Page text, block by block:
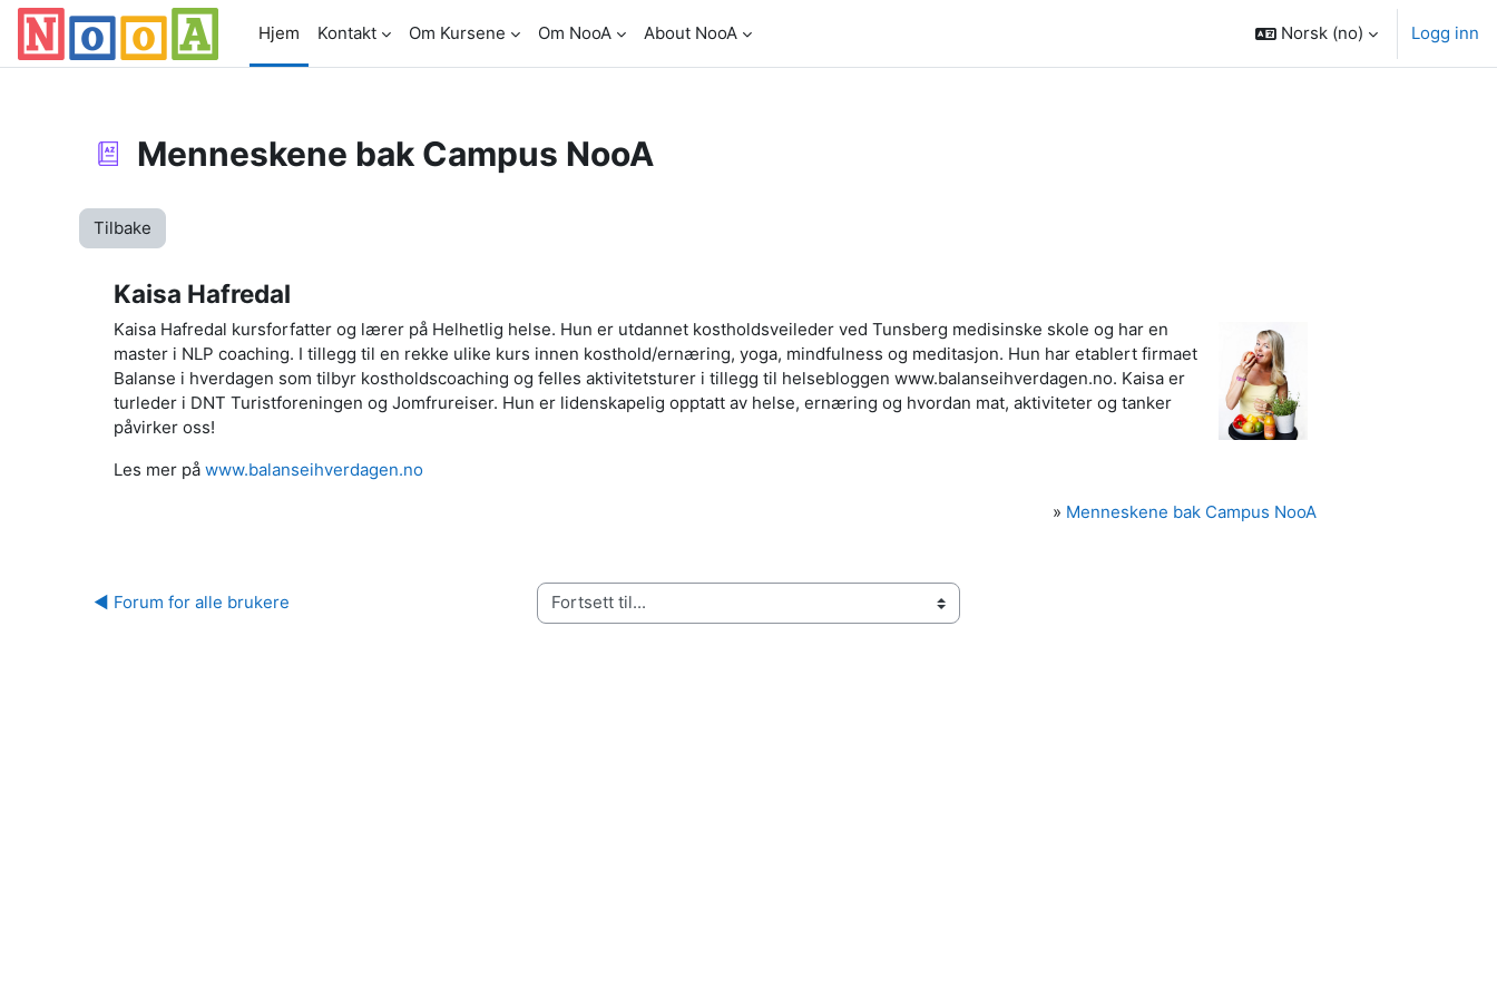
Gå til hovedinnhold
Hjem
Kontakt Om Kursene Om NooA About NooA Norsk ‎(no)‎ Logg inn
Menneskene bak Campus NooA
Tilbake
Kaisa Hafredal
Kaisa Hafredal kursforfatter og lærer på Helhetlig helse. Hun er utdannet kostholdsveileder ved Tunsberg medisinske skole og har en
master i NLP coaching. I tillegg til en rekke ulike kurs innen kosthold/ernæring, yoga, mindfulness og meditasjon. Hun har etablert firmaet
Balanse i hverdagen som tilbyr kostholdscoaching og felles aktivitetsturer i tillegg til helsebloggen www.balanseihverdagen.no. Kaisa er
turleder i DNT Turistforeningen og Jomfrureiser. Hun er lidenskapelig opptatt av helse, ernæring og hvordan mat, aktiviteter og tanker
påvirker oss!
Les mer på www.balanseihverdagen.no
» Menneskene bak Campus NooA
◀︎ Forum for alle brukere Fortsett til...